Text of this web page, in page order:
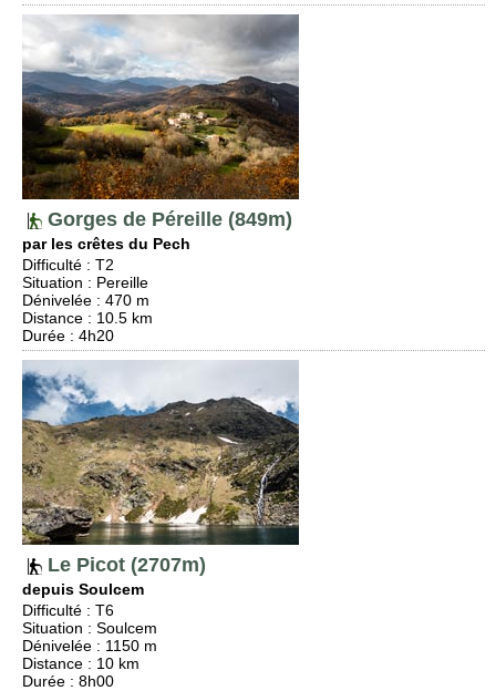
Gorges de Péreille (849m)
par les crêtes du Pech
Difficulté : T2
Situation : Pereille
Dénivelée : 470 m
Distance : 10.5 km
Durée : 4h20
Le Picot (2707m)
depuis Soulcem
Difficulté : T6
Situation : Soulcem
Dénivelée : 1150 m
Distance : 10 km
Durée : 8h00